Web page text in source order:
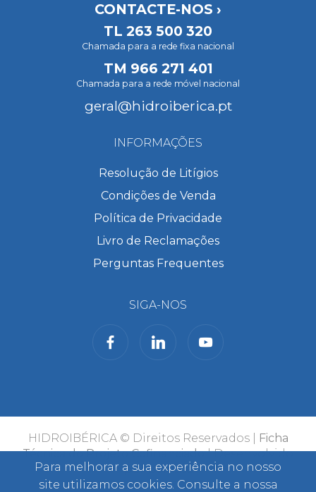
CONTACTE-NOS ›
TL 263 500 320
Chamada para a rede fixa nacional
TM 966 271 401
Chamada para a rede móvel nacional
geral@hidroiberica.pt
INFORMAÇÕES
Resolução de Litígios
Condições de Venda
Política de Privacidade
Livro de Reclamações
Perguntas Frequentes
SIGA-NOS
HIDROIBÉRICA © Direitos Reservados |
Ficha
Técnica do Projeto Cofinanciado| Desenvolvido
porBomsite
Para melhorar a sua experiência no nosso
site utilizamos cookies. Consulte a nossa